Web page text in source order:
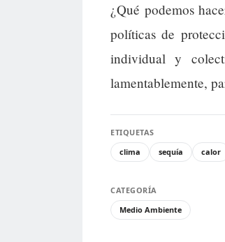
¿Qué podemos
políticas de
individual y
lamentablemente,
ETIQUETAS
clima
sequía calor
CATEGORÍA
Medio Ambiente